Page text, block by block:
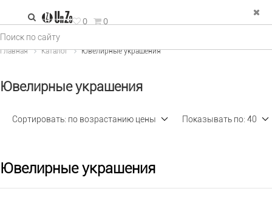
Украшения
и колье
0 0
Главная Каталог Ювелирные украшения
Ювелирные украшения
Сортировать: по возрастанию цены Показывать по: 40
Ювелирные украшения